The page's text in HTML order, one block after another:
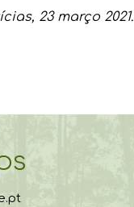
, 23 março 2021.